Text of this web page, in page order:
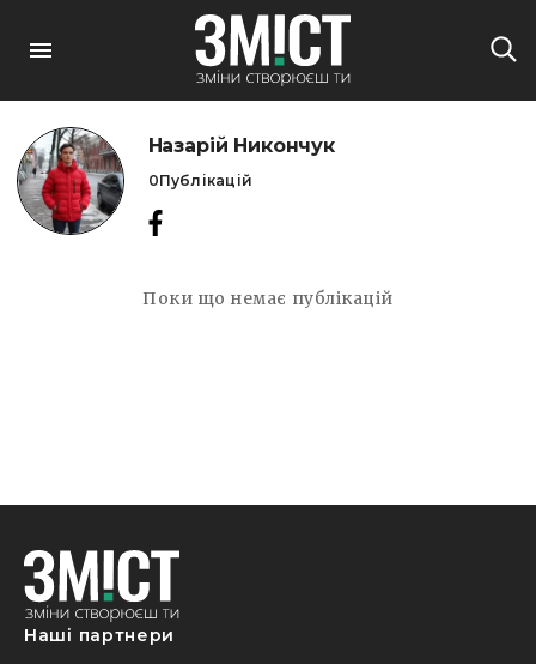
Назарій Никончук
0Публікацій
Поки що немає публікацій
Наші партнери